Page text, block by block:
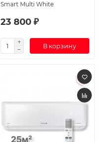
Smart Multi White
23 800 ₽
В корзину